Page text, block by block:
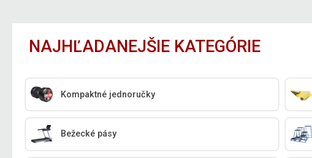
NAJHĽADANEJŠIE KATEGÓRIE
Kompaktné jednoručky
Bežecké pásy